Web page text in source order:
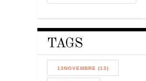
TAGS
13NOVEMBRE (13)